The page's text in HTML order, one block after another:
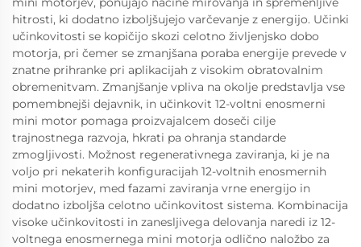
hitrosti, ki dodatno izboljšujejo varčevanje z energijo. Učinki
učinkovitosti se kopičijo skozi celotno življenjsko dobo
motorja, pri čemer se zmanjšana poraba energije prevede v
znatne prihranke pri aplikacijah z visokim obratovalnim
obremenitvam. Zmanjšanje vpliva na okolje predstavlja vse
pomembnejši dejavnik, in učinkovit 12-voltni enosmerni
mini motor pomaga proizvajalcem doseči cilje
trajnostnega razvoja, hkrati pa ohranja standarde
zmogljivosti. Možnost regenerativnega zaviranja, ki je na
voljo pri nekaterih konfiguracijah 12-voltnih enosmernih
mini motorjev, med fazami zaviranja vrne energijo in
dodatno izboljša celotno učinkovitost sistema. Kombinacija
visoke učinkovitosti in zanesljivega delovanja naredi iz 12-
voltnega enosmernega mini motorja odlično naložbo za